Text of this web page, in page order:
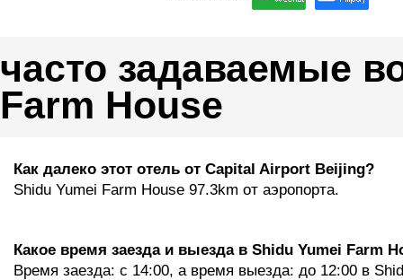
часто задаваемые
Farm House
Как далеко этот отель от Capital Airport Beijing?
Shidu Yumei Farm House 97.3km от аэропорта.
Какое время заезда и выезда в Shidu Yumei Farm
Время заезда: с 14:00, а время выезда: до 12:00 в